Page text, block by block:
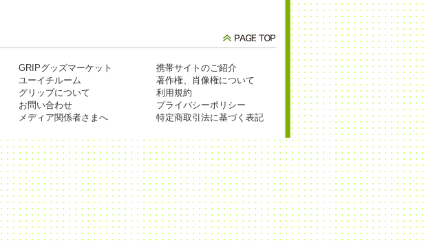
GRIPグッズマーケット
ユーイチルーム
グリップについて
お問い合わせ
メディア関係者さまへ
携帯サイトのご紹介
著作権、肖像権について
利用規約
プライバシーポリシー
特定商取引法に基づく表記